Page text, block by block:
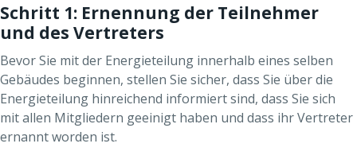
Schritt 1: Ernennung der Teilnehmer
und des Vertreters
Bevor Sie mit der Energieteilung innerhalb eines selben
Gebäudes beginnen, stellen Sie sicher, dass Sie über die
Energieteilung hinreichend informiert sind, dass Sie sich
mit allen Mitgliedern geeinigt haben und dass ihr Vertreter
ernannt worden ist.